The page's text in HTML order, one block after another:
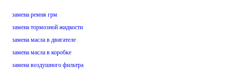
замена ремня грм
замена тормозной жидкости
замена масла в двигателе
замена масла в коробке
замена воздушного фильтра